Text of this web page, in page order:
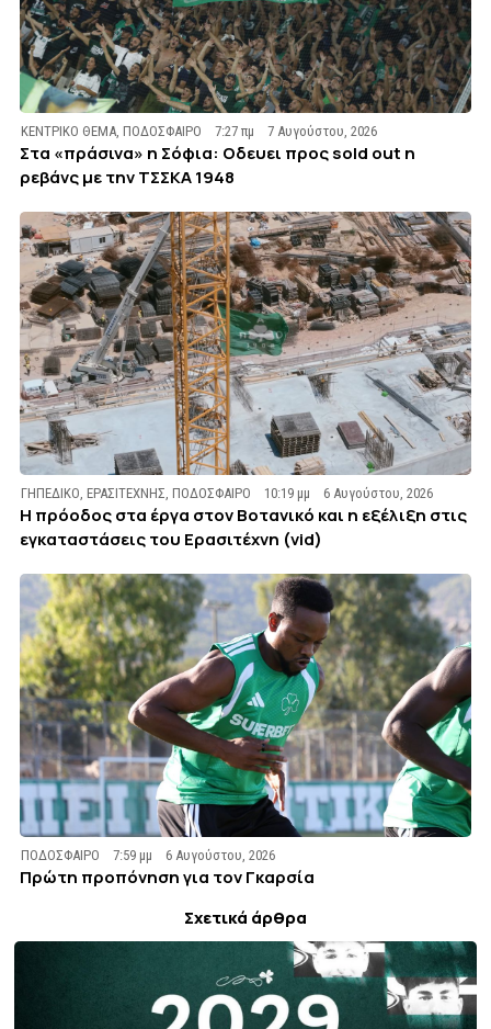
ΚΕΝΤΡΙΚΟ ΘΕΜΑ ,ΠΟΔΟΣΦΑΙΡΟ 7:27 πμ 7 Αυγούστου, 2026
Στα «πράσινα» η Σόφια: Οδευει προς sold out η
ρεβάνς με την ΤΣΣΚΑ 1948
ΓΗΠΕΔΙΚΟ ,ΕΡΑΣΙΤΕΧΝΗΣ ,ΠΟΔΟΣΦΑΙΡΟ 10:19 μμ 6 Αυγούστου, 2026
Η πρόοδος στα έργα στον Βοτανικό και η εξέλιξη στις
εγκαταστάσεις του Ερασιτέχνη (vid)
ΠΟΔΟΣΦΑΙΡΟ 7:59 μμ 6 Αυγούστου, 2026
Πρώτη προπόνηση για τον Γκαρσία
Σχετικά άρθρα